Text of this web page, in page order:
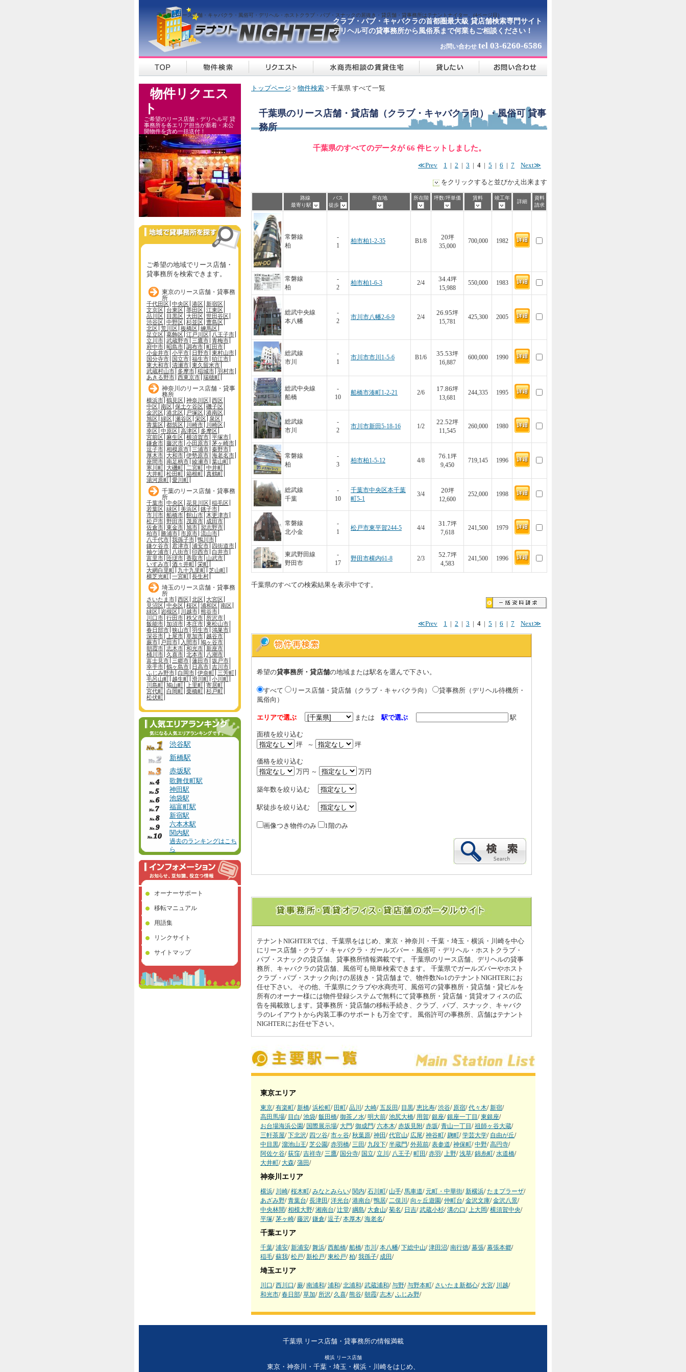
千葉県のリース店舗・キャバクラ・風俗可・デリヘル・ホストクラブ・パブ・スナックの居抜き・貸店舗・貸事務所はテナントナイター。(4ページ目)
クラブ・パブ・キャバクラの首都圏最大級 貸店舗検索専門サイト
デリヘル可の貸事務所から風俗系まで何業もご相談ください！
お問い合わせ tel 03-6260-6586
物件リクエス
ト
ご希望のリース店舗・デリヘル可 貸
事務所を各エリア担当が新着・未公
開物件を含め一括送付！
ご希望の地域でリース店舗・
貸事務所を検索できます。
東京のリース店舗・貸事務
所
千代田区 中央区 港区 新宿区
文京区 台東区 墨田区 江東区
品川区 目黒区 大田区 世田谷区
渋谷区 中野区 杉並区 豊島区
北区 荒川区 板橋区 練馬区
足立区 葛飾区 江戸川区
八王子市
立川市 武蔵野市 三鷹市 青梅市
府中市 昭島市 調布市 町田市
小金井市 小平市 日野市 東村山市
国分寺市
国立市 福生市 狛江市
東大和市 清瀬市 東久留米市
武蔵村山市 多摩市 稲城市 羽村市
あきる野市 西東京市 瑞穂町
神奈川のリース店舗・貸事
務所
横浜市 鶴見区 神奈川区 西区
中区 南区 保土ケ谷区 磯子区
金沢区 港北区 戸塚区 港南区
旭区 緑区 瀬谷区 栄区 泉区
青葉区 都筑区 川崎市
川崎区
幸区 中原区 高津区 多摩区
宮前区 麻生区 横須賀市 平塚市
鎌倉市 藤沢市 小田原市 茅ヶ崎市
逗子市 相模原市 三浦市 秦野市
厚木市 大和市 伊勢原市 海老名市
座間市 南足柄市 綾瀬市 葉山町
寒川町 大磯町 二宮町 中井町
大井町 松田町 箱根町 真鶴町
湯河原町 愛川町
千葉のリース店舗・貸事務
所
千葉市 中央区 花見川区 稲毛区
若葉区 緑区 美浜区 銚子市
市川市 船橋市 館山市 木更津市
松戸市 野田市 茂原市 成田市
佐倉市 東金市 旭市 習志野市
柏市 勝浦市 市原市 流山市
八千代市 我孫子市 鴨川市
鎌ケ谷市 君津市 浦安市 四街道市
袖ケ浦市
八街市 印西市 白井市
富里市 匝瑳市 香取市 山武市
いすみ市 酒々井町 栄町
大網白里町 九十九里町 芝山町
横芝光町 一宮町 長生村
埼玉のリース店舗・貸事務
所
さいたま市 西区 北区 大宮区
見沼区 中央区 桜区 浦和区 南区
緑区 岩槻区 川越市 熊谷市
川口市 行田市 秩父市 所沢市
飯能市 加須市 本庄市 東松山市
春日部市 狭山市 羽生市 鴻巣市
深谷市
上尾市 草加市 越谷市
蕨市
戸田市 入間市 鳩ヶ谷市
朝霞市 志木市 和光市 新座市
桶川市 久喜市 北本市
八潮市
富士見市 三郷市 蓮田市 坂戸市
幸手市 鶴ヶ島市 日高市 吉川市
ふじみ野市 白岡市 伊奈町 三芳町
毛呂山町 越生町 滑川町 小川町
川島町 鳩山町 上里町 寄居町
宮代町 白岡町 栗橋町 杉戸町
松伏町
渋谷駅
新橋駅
赤坂駅
歌舞伎町駅
神田駅
池袋駅
福富町駅
新宿駅
六本木駅
関内駅
過去のランキングはこち
ら
オーナーサポート
移転マニュアル
用語集
リンクサイト
サイトマップ
トップページ > 物件検索 > 千葉県 すべて一覧
千葉県のリース店舗・貸店舗（クラブ・キャバクラ向）・風俗可 貸事
務所
千葉県のすべてのデータが 66 件ヒットしました。
≪Prev 1 2 3 4 5 6 7 Next≫
をクリックすると並びかえ出来ます
路線
最寄り駅
バス
徒歩
所在地 所在階 坪数/坪単価 賃料 竣工年
詳細
資料
請求
常磐線
柏
-
1
柏市柏1-2-35 B1/8
20坪
35,000
700,000 1982
常磐線
柏
-
2
柏市柏1-6-3 2/4
34.4坪
15,988
550,000 1983
総武中央線
本八幡
-
2
市川市八幡2-6-9 2/4
26.95坪
15,781
425,300 2005
総武線
市川
-
1
市川市市川1-5-6 B1/6
35.53坪
16,887
600,000 1990
総武中央線
船橋
-
10
船橋市湊町1-2-21 2/6
17.86坪
13,681
244,335 1995
総武線
市川
-
2
市川市新田5-18-16 1/2
22.52坪
11,545
260,000 1980
常磐線
柏
-
3
柏市柏1-5-12 4/8
76.1坪
9,450
719,145 1996
総武線
千葉
-
10
千葉市中央区本千葉
町5-1
3/4
20坪
12,600
252,000 1998
常磐線
北小金
-
1
松戸市東平賀244-5 4/4
31.7坪
7,618
241,500 1979
東武野田線
野田市
-
17
野田市横内61-8 2/3
52.7坪
4,583
241,500 1996
千葉県のすべての検索結果を表示中です。
≪Prev 1 2 3 4 5 6 7 Next≫
希望の貸事務所・貸店舗の地域または駅名を選んで下さい。
すべて リース店舗・貸店舗（クラブ・キャバクラ向）
貸事務所（デリヘル待機所・
風俗向）
エリアで選ぶ または駅で選ぶ 駅
面積を絞り込む
坪 ～
坪
価格を絞り込む
万円 ～
万円
築年数を絞り込む
駅徒歩を絞り込む
画像つき物件のみ 1階のみ
テナントNIGHTERでは、千葉県をはじめ、東京・神奈川・千葉・埼玉・横浜・川崎を中心
にリース店舗・クラブ・キャバクラ・ガールズバー・風俗可・デリヘル・ホストクラブ・
パブ・スナックの貸店舗、貸事務所情報満載です。 千葉県のリース店舗、デリヘルの貸事
務所、キャバクラの貸店舗、風俗可も簡単検索できます。 千葉県でガールズバーやホスト
クラブ・パブ・スナック向けの居抜き・貸店舗まで、物件数No1のテナントNIGHTERにお
任せ下さい。 その他、千葉県にクラブや水商売可、風俗可の貸事務所・貸店舗・貸ビルを
所有のオーナー様には物件登録システムで無料にて貸事務所・貸店舗・賃貸オフィスの広
告を掲載致します。貸事務所・貸店舗の移転手続き、クラブ、パブ、スナック、キャバク
ラのレイアウトから内装工事のサポートも万全です。 風俗許可の事務所、店舗はテナント
NIGHTERにお任せ下さい。
東京エリア
東京/ 有楽町/ 新橋/ 浜松町/ 田町/ 品川 / 大崎/ 五反田/ 目黒/ 恵比寿/ 渋谷/ 原宿/ 代々木/ 新宿/
高田馬場/ 目白/ 池袋/ 飯田橋/ 御茶ノ水/ 明大前/ 池尻大橋/ 用賀/ 銀座/ 銀座一丁目 / 東銀座/
お台場海浜公園/ 国際展示場/ 大門/ 御成門/ 六本木/ 赤坂見附/ 赤坂/ 青山一丁目 / 祖師ヶ谷大蔵/
三軒茶屋/ 下北沢/ 四ツ谷/ 市ヶ谷/ 秋葉原/ 神田/ 代官山/ 広尾/ 神谷町/ 麹町/ 学芸大学/ 自由が丘/
中目黒/ 溜池山王/ 芝公園/ 赤羽橋/ 三田/ 九段下/ 半蔵門/ 外苑前/ 表参道/ 神保町/ 中野/ 高円寺/
阿佐ケ谷/ 荻窪/ 吉祥寺/ 三鷹/ 国分寺/ 国立/ 立川 / 八王子/ 町田/ 赤羽/ 上野/ 浅草/ 錦糸町/ 水道橋/
大井町/ 大森/ 蒲田/
神奈川エリア
横浜/ 川崎/ 桜木町/ みなとみらい/ 関内/ 石川町/ 山手/ 馬車道/ 元町・中華街/ 新横浜/ たまプラーザ/
あざみ野/ 青葉台/ 長津田/ 洋光台/ 港南台/ 鴨居/ 二俣川 / 向ヶ丘遊園/ 仲町台/ 金沢文庫/ 金沢八景/
中央林間/ 相模大野/ 湘南台/ 辻堂/ 綱島/ 大倉山/ 菊名/ 日吉/ 武蔵小杉/ 溝の口/ 上大岡/ 横須賀中央/
平塚/ 茅ヶ崎/ 藤沢/ 鎌倉/ 逗子/ 本厚木/ 海老名/
千葉エリア
千葉/ 浦安/ 新浦安/ 舞浜/ 西船橋/ 船橋/ 市川 / 本八幡/ 下総中山/ 津田沼/ 南行徳/ 幕張/ 幕張本郷/
稲毛/ 蘇我/ 松戸/ 新松戸/ 東松戸/ 柏/ 我孫子/ 成田/
埼玉エリア
川口/ 西川口/ 蕨/ 南浦和/ 浦和/ 北浦和/ 武蔵浦和/ 与野/ 与野本町/ さいたま新都心/ 大宮/ 川越/
和光市/ 春日部/ 草加/ 所沢/ 久喜/ 熊谷/ 朝霞/ 志木/ ふじみ野/
千葉県 リース店舗・貸事務所の情報満載
横浜 リース店舗
東京・神奈川・千葉・埼玉・横浜・川崎をはじめ、